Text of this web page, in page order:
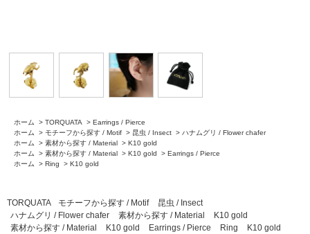
ホーム > TORQUATA > Earrings / Pierce
ホーム
> モチーフから探す / Motif > 昆虫 / Insect > ハナムグリ / Flower chafer
ホーム
> 素材から探す / Material > K10 gold
ホーム
> 素材から探す / Material > K10 gold > Earrings / Pierce
ホーム
> Ring > K10 gold
TORQUATA モチーフから探す / Motif
昆虫 / Insect
ハナムグリ / Flower chafer
素材から探す / Material
K10 gold
素材から探す / Material
K10 gold Earrings / Pierce Ring K10 gold